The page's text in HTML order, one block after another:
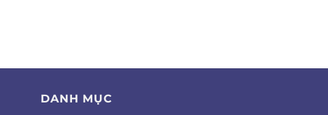
DANH MỤC